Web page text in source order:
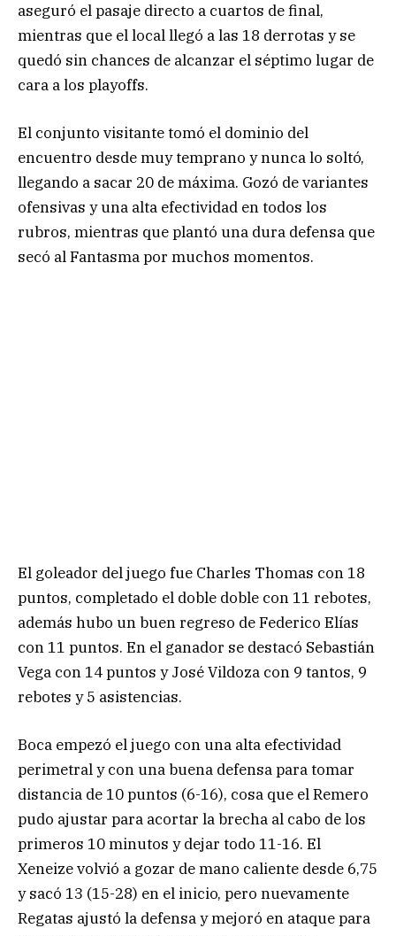
aseguró el pasaje directo a cuartos de final,
mientras que el local llegó a las 18 derrotas y se
quedó sin chances de alcanzar el séptimo lugar de
cara a los playoffs.
El conjunto visitante tomó el dominio del
encuentro desde muy temprano y nunca lo soltó,
llegando a sacar 20 de máxima. Gozó de variantes
ofensivas y una alta efectividad en todos los
rubros, mientras que plantó una dura defensa que
secó al Fantasma por muchos momentos.
El goleador del juego fue Charles Thomas con 18
puntos, completado el doble doble con 11 rebotes,
además hubo un buen regreso de Federico Elías
con 11 puntos. En el ganador se destacó Sebastián
Vega con 14 puntos y José Vildoza con 9 tantos, 9
rebotes y 5 asistencias.
Boca empezó el juego con una alta efectividad
perimetral y con una buena defensa para tomar
distancia de 10 puntos (6-16), cosa que el Remero
pudo ajustar para acortar la brecha al cabo de los
primeros 10 minutos y dejar todo 11-16. El
Xeneize volvió a gozar de mano caliente desde 6,75
y sacó 13 (15-28) en el inicio, pero nuevamente
Regatas ajustó la defensa y mejoró en ataque para